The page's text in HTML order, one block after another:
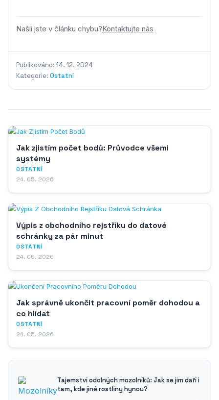
Našli jste v článku chybu? Kontaktujte nás
Publikováno: 14. 12. 2024
Kategorie: Ostatní
Jak zjistím počet bodů: Průvodce všemi
systémy
OSTATNÍ
24. 05. 2026
Výpis z obchodního rejstříku do datové
schránky za pár minut
OSTATNÍ
24. 05. 2026
Jak správně ukončit pracovní poměr dohodou a
co hlídat
OSTATNÍ
24. 05. 2026
Tajemství odolných mozolníků: Jak se jim daří i
tam, kde jiné rostliny hynou?